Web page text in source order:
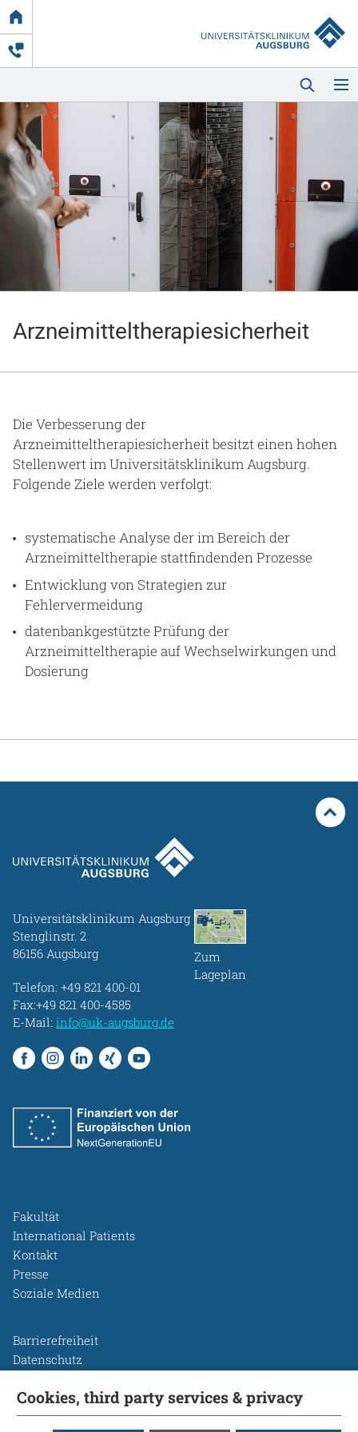
Link
zur
Startseite
Startseite
Kliniken & Einrichtungen
Beruf & Karriere
Anreise
Arzneimitteltherapiesicherheit
Die Verbesserung der
Arzneimitteltherapiesicherheit besitzt einen hohen
Stellenwert im Universitätsklinikum Augsburg.
Folgende Ziele werden verfolgt:
systematische Analyse der im Bereich der
Arzneimitteltherapie stattfindenden Prozesse
Entwicklung von Strategien zur
Fehlervermeidung
datenbankgestützte Prüfung der
Arzneimitteltherapie auf Wechselwirkungen und
Dosierung
Universitätsklinikum Augsburg
Stenglinstr. 2
86156 Augsburg
Telefon: +49 821 400-01
Fax:+49 821 400-4585
E-Mail: info@uk-augsburg.de
Zum
Lageplan
Fakultät
International Patients
Kontakt
Presse
Soziale Medien
Barrierefreiheit
Datenschutz
Leichte Sprache
Rechtsgrundlagen
Cookies, third party services & privacy